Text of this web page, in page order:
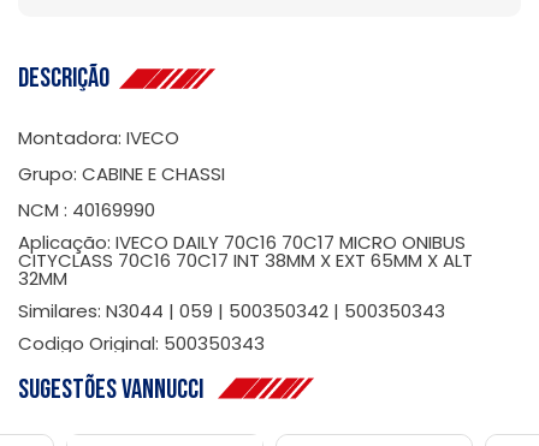
Descrição
Montadora: IVECO
Grupo: CABINE E CHASSI
NCM : 40169990
Aplicação: IVECO DAILY 70C16 70C17 MICRO ONIBUS
CITYCLASS 70C16 70C17 INT 38MM X EXT 65MM X ALT
32MM
Similares: N3044 | 059 | 500350342 | 500350343
Codigo Original: 500350343
Sugestões Vannucci